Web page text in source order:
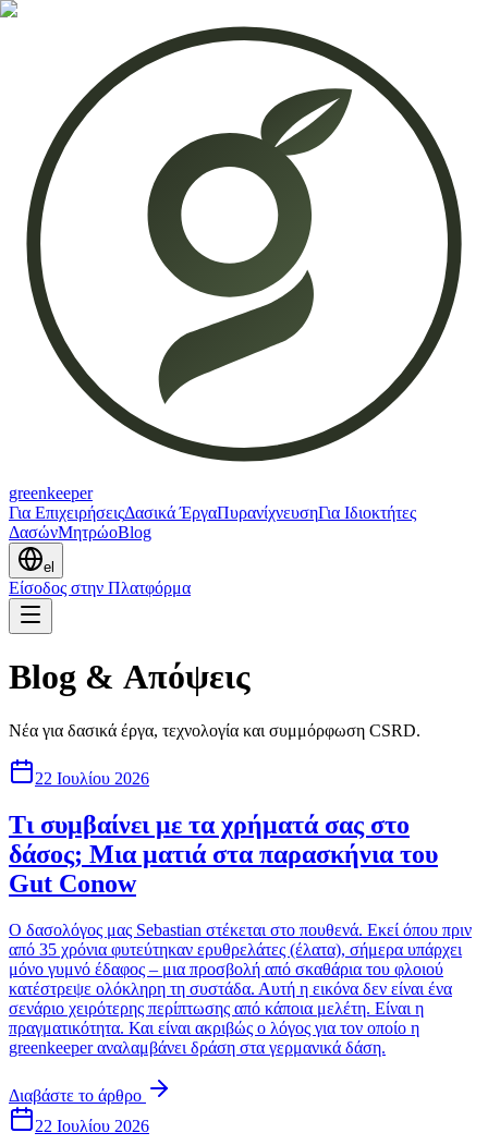
greenkeeper
Για ΕπιχειρήσειςΔασικά ΈργαΠυρανίχνευσηΓια Ιδιοκτήτες
ΔασώνΜητρώοBlog
el
Είσοδος στην Πλατφόρμα
Blog & Απόψεις
Νέα για δασικά έργα, τεχνολογία και συμμόρφωση CSRD.
22 Ιουλίου 2026
Τι συμβαίνει με τα χρήματά σας στο
δάσος; Μια ματιά στα παρασκήνια του
Gut Conow
Ο δασολόγος μας Sebastian στέκεται στο πουθενά. Εκεί όπου πριν
από 35 χρόνια φυτεύτηκαν ερυθρελάτες (έλατα), σήμερα υπάρχει
μόνο γυμνό έδαφος – μια προσβολή από σκαθάρια του φλοιού
κατέστρεψε ολόκληρη τη συστάδα. Αυτή η εικόνα δεν είναι ένα
σενάριο χειρότερης περίπτωσης από κάποια μελέτη. Είναι η
πραγματικότητα. Και είναι ακριβώς ο λόγος για τον οποίο η
greenkeeper αναλαμβάνει δράση στα γερμανικά δάση.
Διαβάστε το άρθρο
22 Ιουλίου 2026